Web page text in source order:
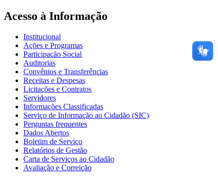
Acesso à Informação
Institucional
Ações e Programas
Participação Social
Auditorias
Convênios e Transferências
Receitas e Despesas
Licitações e Contratos
Servidores
Informações Classificadas
Serviço de Informação ao Cidadão (SIC)
Perguntas frequentes
Dados Abertos
Boletim de Serviço
Relatórios de Gestão
Carta de Serviços ao Cidadão
Avaliação e Correição